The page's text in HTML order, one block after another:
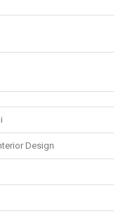
Design